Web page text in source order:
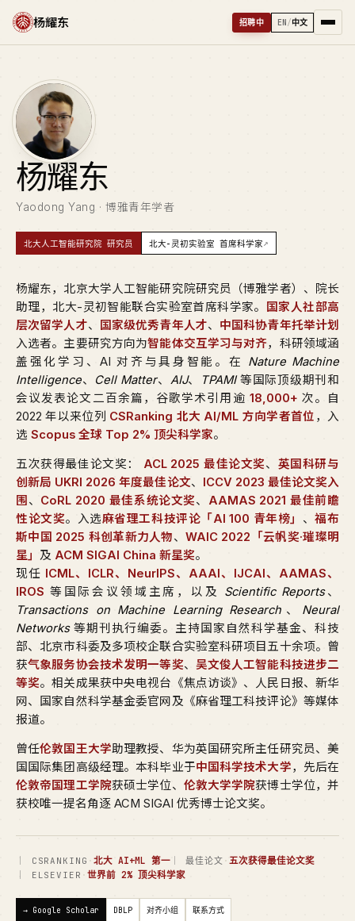
杨耀东 招聘中 EN/中文
杨耀东
Yaodong Yang · 博雅青年学者
北大人工智能研究院 研究员 北大-灵初实验室 首席科学家↗
杨耀东，北京大学人工智能研究院研究员（博雅学者）、院长
助理，北大-灵初智能联合实验室首席科学家。
国家人社部高
层次留学人才、 国家级优秀青年人才、 中国科协青年托举计划
入选者。主要研究方向为智能体交互学习与对齐，科研领域涵
盖强化学习、AI 对齐与具身智能。在 Nature Machine
Intelligence、 Cell Matter、 AIJ、 TPAMI等国际顶级期刊和
会议发表论文二百余篇，谷歌学术引用逾 18,000+ 次。自
2022 年以来位列 CSRanking 北大 AI/ML 方向学者首位 ，入
选 Scopus 全球 Top 2% 顶尖科学家。
五次获得最佳论文奖： ACL 2025 最佳论文奖、 英国科研与
创新局 UKRI 2026 年度最佳论文、 ICCV 2023 最佳论文奖入
围 、 CoRL 2020 最佳系统论文奖、 AAMAS 2021 最佳前瞻
性论文奖。入选麻省理工科技评论「AI 100 青年榜」 、福布
斯中国 2025 科创革新力人物、WAIC 2022「云帆奖·璀璨明
星」 及 ACM SIGAI China 新星奖。
现任 ICML、ICLR、NeurIPS、AAAI、IJCAI、AAMAS、
IROS 等国际会议领域主席，以及 Scientific Reports、
Transactions on Machine Learning Research 、 Neural
Networks等期刊执行编委。主持国家自然科学基金、科技
部、北京市科委及多项校企联合实验室科研项目五十余项。曾
获气象服务协会技术发明一等奖、 吴文俊人工智能科技进步二
等奖。相关成果获中央电视台《焦点访谈》、人民日报、新华
网、国家自然科学基金委官网及《麻省理工科技评论》等媒体
报道。
曾任伦敦国王大学助理教授、华为英国研究所主任研究员、美
国国际集团高级经理。本科毕业于中国科学技术大学，先后在
伦敦帝国理工学院获硕士学位、 伦敦大学学院获博士学位，并
获校唯一提名角逐 ACM SIGAI 优秀博士论文奖。
｜ CSRANKING · 北大 AI+ML 第一｜ 最佳论文 · 五次获得最佳论文奖
｜ ELSEVIER · 世界前 2% 顶尖科学家
→ Google Scholar DBLP 对齐小组 联系方式